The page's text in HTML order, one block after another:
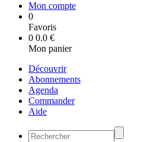
Mon compte
0
Favoris
0 0.0 €
Mon panier
Découvrir
Abonnements
Agenda
Commander
Aide